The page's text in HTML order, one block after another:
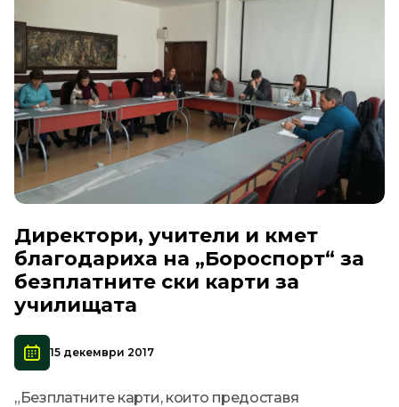
Директори, учители и кмет
благодариха на „Бороспорт“ за
безплатните ски карти за
училищата
15 декември 2017
„Безплатните карти, които предоставя